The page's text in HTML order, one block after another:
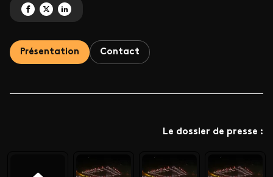
Partagez ' Les partenaires des Victoires de la Musique' sur Facebook
Partagez ' Les partenaires des Victoires de la Musique' sur X
Partagez ' Les partenaires des Victoires de la Musique' sur
Présentation Contact
Le dossier de presse :